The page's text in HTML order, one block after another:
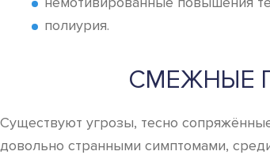
полиурия.
СМЕЖНЫЕ
Существуют угрозы, тесно
довольно странными симптомами,